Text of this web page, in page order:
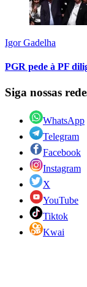
Igor Gadelha
PGR pede à PF
Siga nossas
WhatsApp
Telegram
Facebook
Instagram
X
YouTube
Tiktok
Kwai